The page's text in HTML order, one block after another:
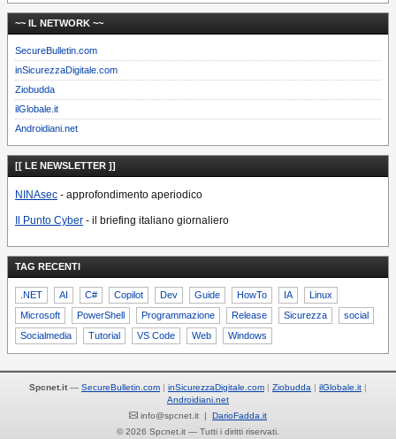
~~ IL NETWORK ~~
SecureBulletin.com
inSicurezzaDigitale.com
Ziobudda
ilGlobale.it
Androidiani.net
[[ LE NEWSLETTER ]]
NINAsec - approfondimento aperiodico
Il Punto Cyber - il briefing italiano giornaliero
TAG RECENTI
.NET AI C# Copilot Dev Guide HowTo IA
Linux
Microsoft
PowerShell Programmazione Release Sicurezza
social
Socialmedia
Tutorial VS Code Web Windows
Spcnet.it — SecureBulletin.com inSicurezzaDigitale.com Ziobudda
ilGlobale.it
Androidiani.net
info@spcnet.it | DarioFadda.it
© 2026 Spcnet.it — Tutti i diritti riservati.